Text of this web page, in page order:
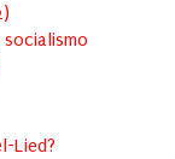
)
Lied?